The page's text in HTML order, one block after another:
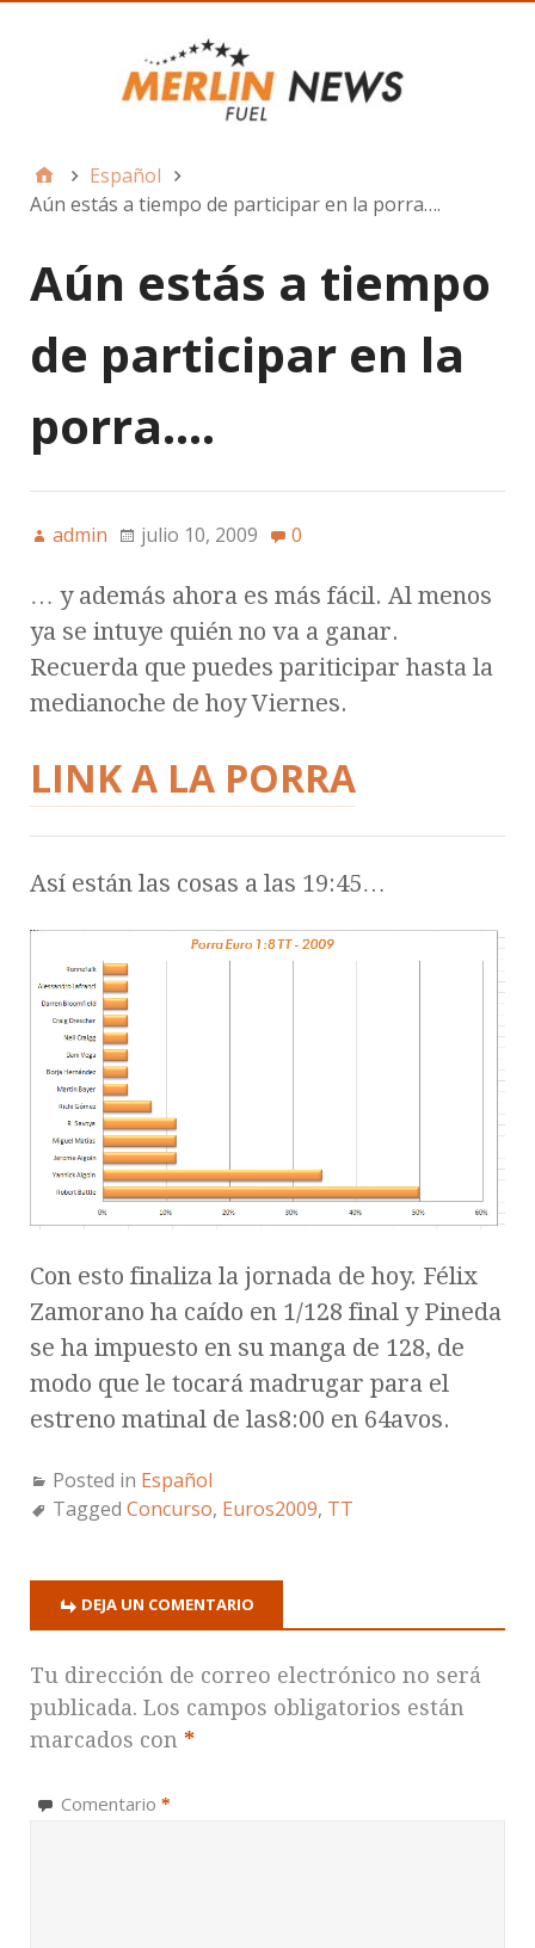
Español
Aún estás a tiempo de participar en la porra….
Aún estás a tiempo
de participar en la
porra….
admin julio 10, 2009 0
… y además ahora es más fácil. Al menos
ya se intuye quién no va a ganar.
Recuerda que puedes pariticipar hasta la
medianoche de hoy Viernes.
LINK A LA PORRA
Así están las cosas a las 19:45…
Con esto finaliza la jornada de hoy. Félix
Zamorano ha caído en 1/128 final y Pineda
se ha impuesto en su manga de 128, de
modo que le tocará madrugar para el
estreno matinal de las8:00 en 64avos.
Posted in Español
Tagged Concurso, Euros2009, TT
DEJA UN COMENTARIO
Tu dirección de correo electrónico no será
publicada. Los campos obligatorios están
marcados con *
Comentario *